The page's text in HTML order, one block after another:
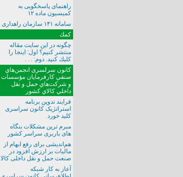
راهنمای پاسخگویی به
کمیسیون ماده ۱۲
سامانه ۱۴۱ سازمان راهداری
كمك
چگونه در اين سايت مقاله
منتشر كنيم؟ اول: اينجا را
كليك كنيد. دوم: . . .
كانون سرلسری انجمن‌هاي
صنفي كارفرمايان مؤسسات
و شركت‌هاي حمل و نقل
داخلي كالاي كشور
فرایند تدوین برنامه
استراتژیک کانون سراسری
کلید خورد
مبرم ترین مشکلات بنگاه
های باربری سراسر کشور
هم‌اندیشی برای رفع ابهام از
مالیات بر ارزش افزود در
صنعت حمل و نقل داخلی کالا
آعاز به کار شبکه